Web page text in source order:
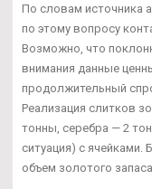
По словам источника
по этому вопросу
Возможно, что
внимания данные
продолжительный
Реализация слитков
тонны, серебра — 2
ситуация) с ячейками.
объем золотого